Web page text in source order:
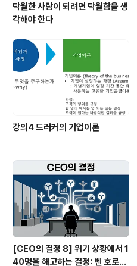
탁월한 사람이 되려면 탁월함을 생
각해야 한다
강의4 드러커의 기업이론
[CEO의 결정 8] 위기 상황에서 1
40명을 해고하는 결정: 벤 호로위